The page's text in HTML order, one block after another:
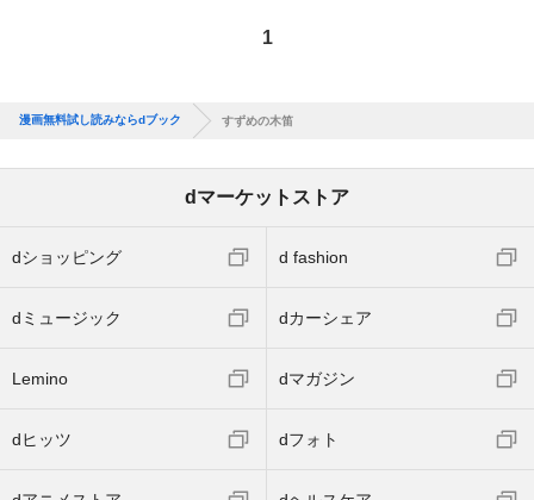
1
漫画無料試し読みならdブック すずめの木笛
dマーケットストア
dショッピング d fashion
dミュージック dカーシェア
Lemino dマガジン
dヒッツ dフォト